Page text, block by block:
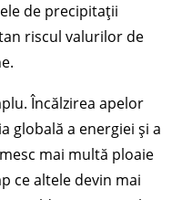
de precipitații
riscul valurilor de
Încălzirea apelor
globală a energiei și a
mai multă ploaie
ce altele devin mai